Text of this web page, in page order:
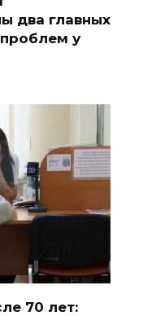
два главных
у
70 лет: